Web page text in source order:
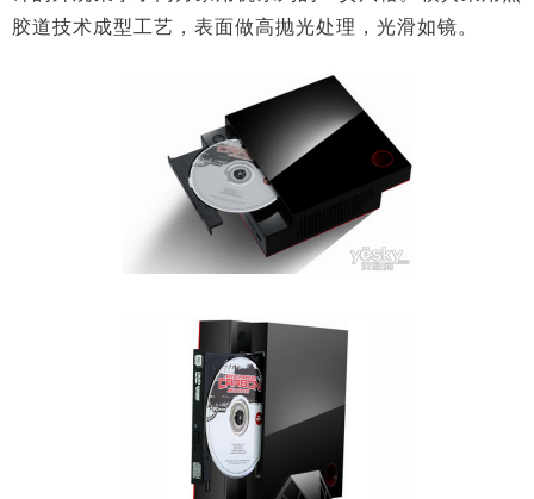
胶道技术成型工艺，表面做高抛光处理，光滑如镜。